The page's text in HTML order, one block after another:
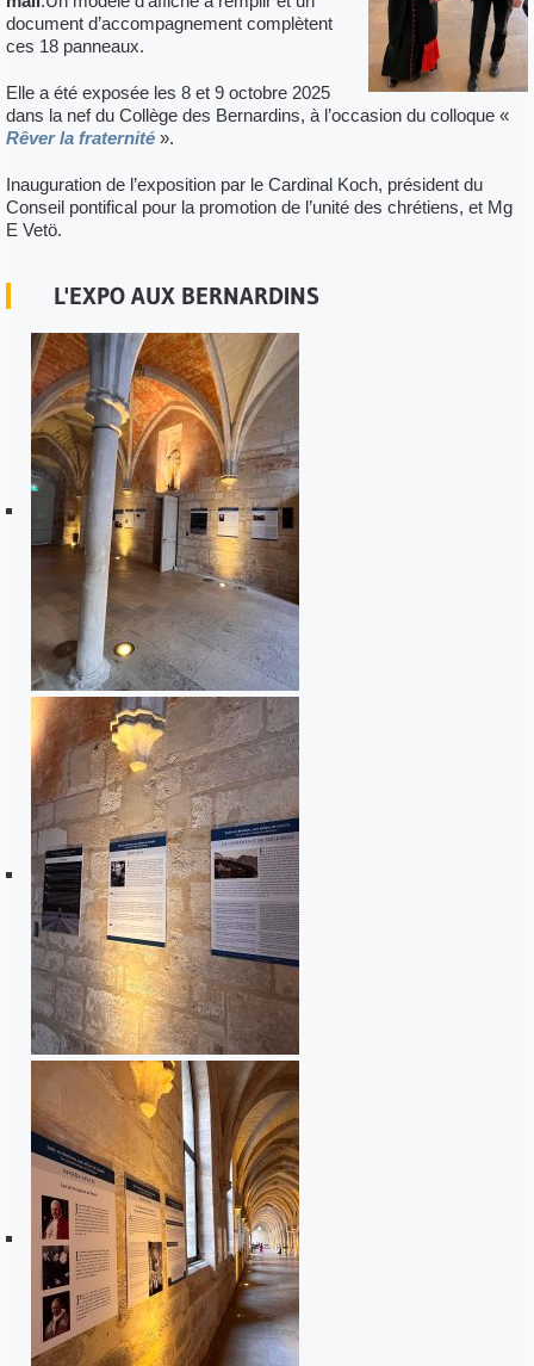
document d’accompagnement complètent
ces 18 panneaux.
Elle a été exposée les 8 et 9 octobre 2025
dans la nef du Collège des Bernardins, à l’occasion du colloque «
Rêver la fraternité ».
Inauguration de l’exposition par le Cardinal Koch, président du
Conseil pontifical pour la promotion de l’unité des chrétiens, et Mg
E Vetö.
L'EXPO AUX BERNARDINS